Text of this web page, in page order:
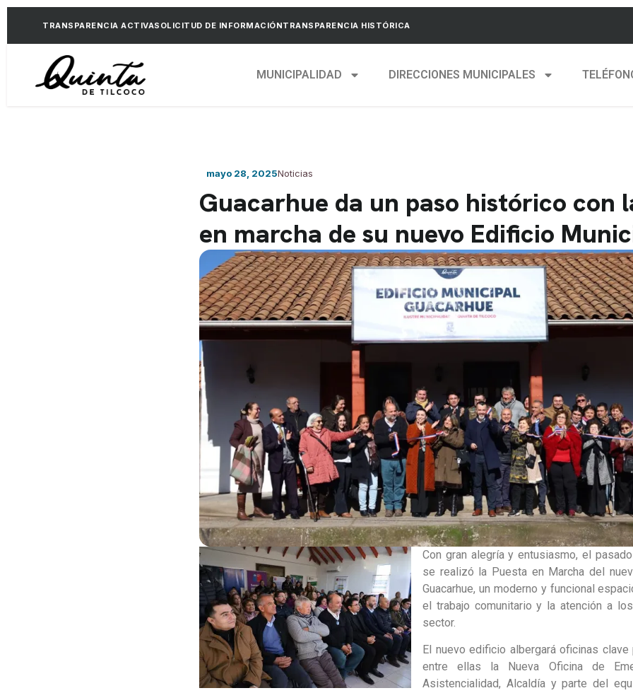
TRANSPARENCIA ACTIVASOLICITUD DE INFORMACIÓNTRANSPARENCIA HISTÓRICA
MUNICIPALIDAD DIRECCIONES MUNICIPALES
mayo 28, 2025Noticias
Guacarhue da un paso histórico con
en marcha de su nuevo Edificio
Con gran alegría y entusiasmo, el
se realizó la Puesta en Marcha del
Guacarhue, un moderno y funcional
el trabajo comunitario y la atención a
sector.
El nuevo edificio albergará oficinas
entre ellas la Nueva Oficina de
Asistencialidad, Alcaldía y parte del